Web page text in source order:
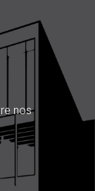
nos